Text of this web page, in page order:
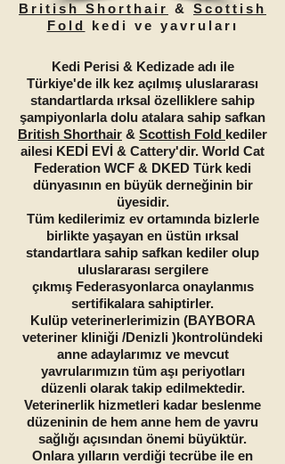
British Shorthair & Scottish
Fold
kedi ve yavruları
Kedi Perisi & Kedizade adı ile
Türkiye'de ilk kez açılmış uluslararası
standartlarda ırksal özelliklere sahip
şampiyonlarla dolu atalara sahip safkan
British Shorthair & Scottish Fold kediler
ailesi KEDİ EVİ & Cattery'dir. World Cat
Federation WCF & DKED Türk kedi
dünyasının en büyük derneğinin bir
üyesidir.
Tüm kedilerimiz ev ortamında bizlerle
birlikte yaşayan en üstün ırksal
standartlara sahip safkan kediler olup
uluslararası sergilere
çıkmış Federasyonlarca onaylanmıs
sertifikalara sahiptirler.
Kulüp veterinerlerimizin (BAYBORA
veteriner kliniği /Denizli )kontrolündeki
anne adaylarımız ve mevcut
yavrularımızın tüm aşı periyotları
düzenli olarak takip edilmektedir.
Veterinerlik hizmetleri kadar beslenme
düzeninin de hem anne hem de yavru
sağlığı açısından önemi büyüktür.
Onlara yılların verdiği tecrübe ile en